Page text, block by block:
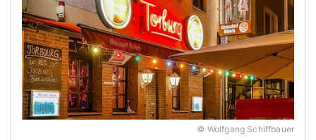
© Wolfgang Schiffbauer